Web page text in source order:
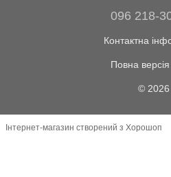
096 218-
Контактна
Повна
© 2026
Інтернет-магазин створений з Хорошоп